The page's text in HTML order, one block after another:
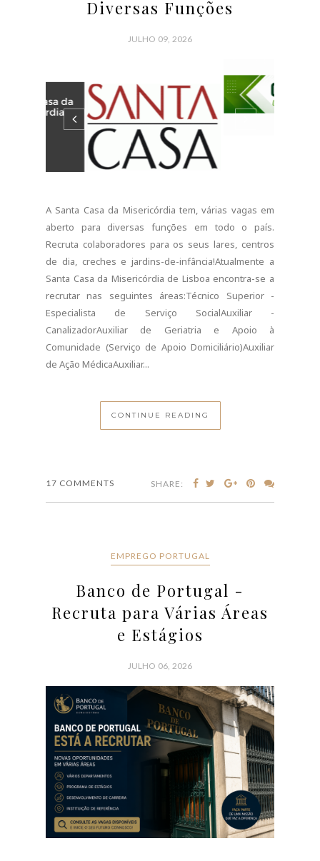
de Ação MédicaAuxiliar...
17 COMMENTS SHARE:
Banco de Portugal -
Recruta para Várias Áreas
e Estágios
candidatar-se.O Banco de Portugal, uma das
instituições mais prestigiadas do país e
frequentemente apontado como um dos
empregadores mais atrativos do setor financeiro,
está a reforçar as suas equipas com novas ofertas
uma oportunidade...
CONTINUE READING
0 COMMENTS